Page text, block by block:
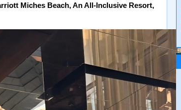
Miches Beach, An All-Inclusive Resort,